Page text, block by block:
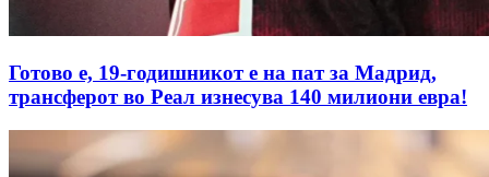
Готово е, 19-годишникот е на пат за Мадрид,
трансферот во Реал изнесува 140 милиони евра!